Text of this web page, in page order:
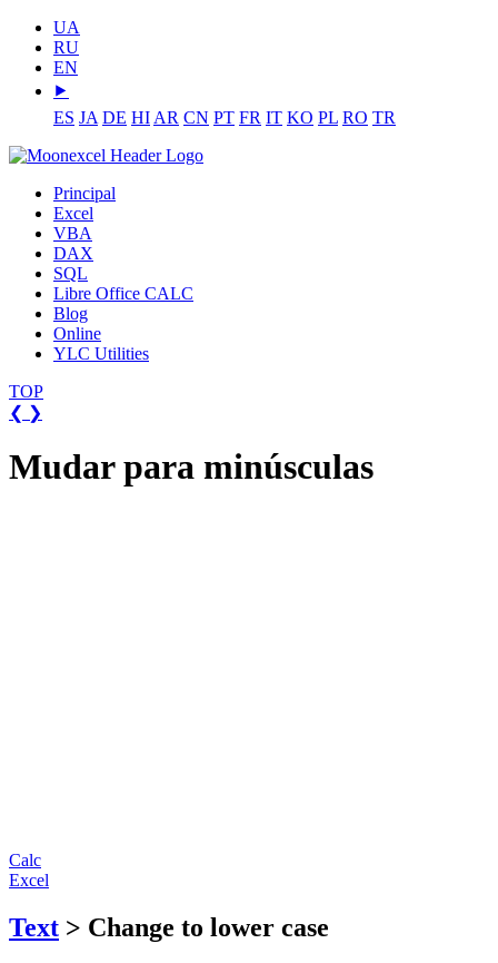
UA
RU
EN
⯈
ES JA DE HI AR CN PT FR IT KO PL RO TR
Principal
Excel
VBA
DAX
SQL
Libre Office CALC
Blog
Online
YLC Utilities
TOP
❮ ❯
Mudar para minúsculas
Calc
Excel
Text > Change to lower case